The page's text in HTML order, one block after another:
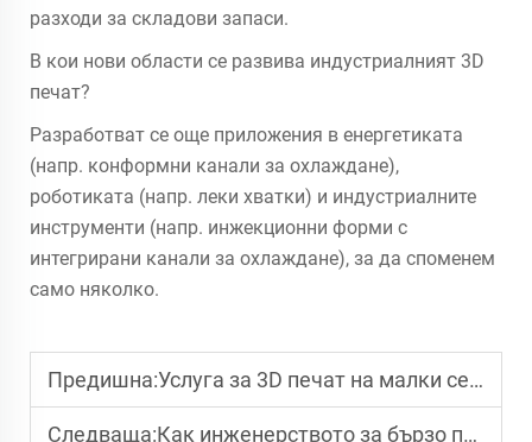
разходи за складови запаси.
В кои нови области се развива индустриалният 3D
печат?
Разработват се още приложения в енергетиката
(напр. конформни канали за охлаждане),
роботиката (напр. леки хватки) и индустриалните
инструменти (напр. инжекционни форми с
интегрирани канали за охлаждане), за да споменем
само няколко.
Предишна:Услуга за 3D печат на малки серии: Гъвкави решения за производство на малки количества
Следваща:Как инженерството за бързо прототипиране ускорява валидирането на продукта?